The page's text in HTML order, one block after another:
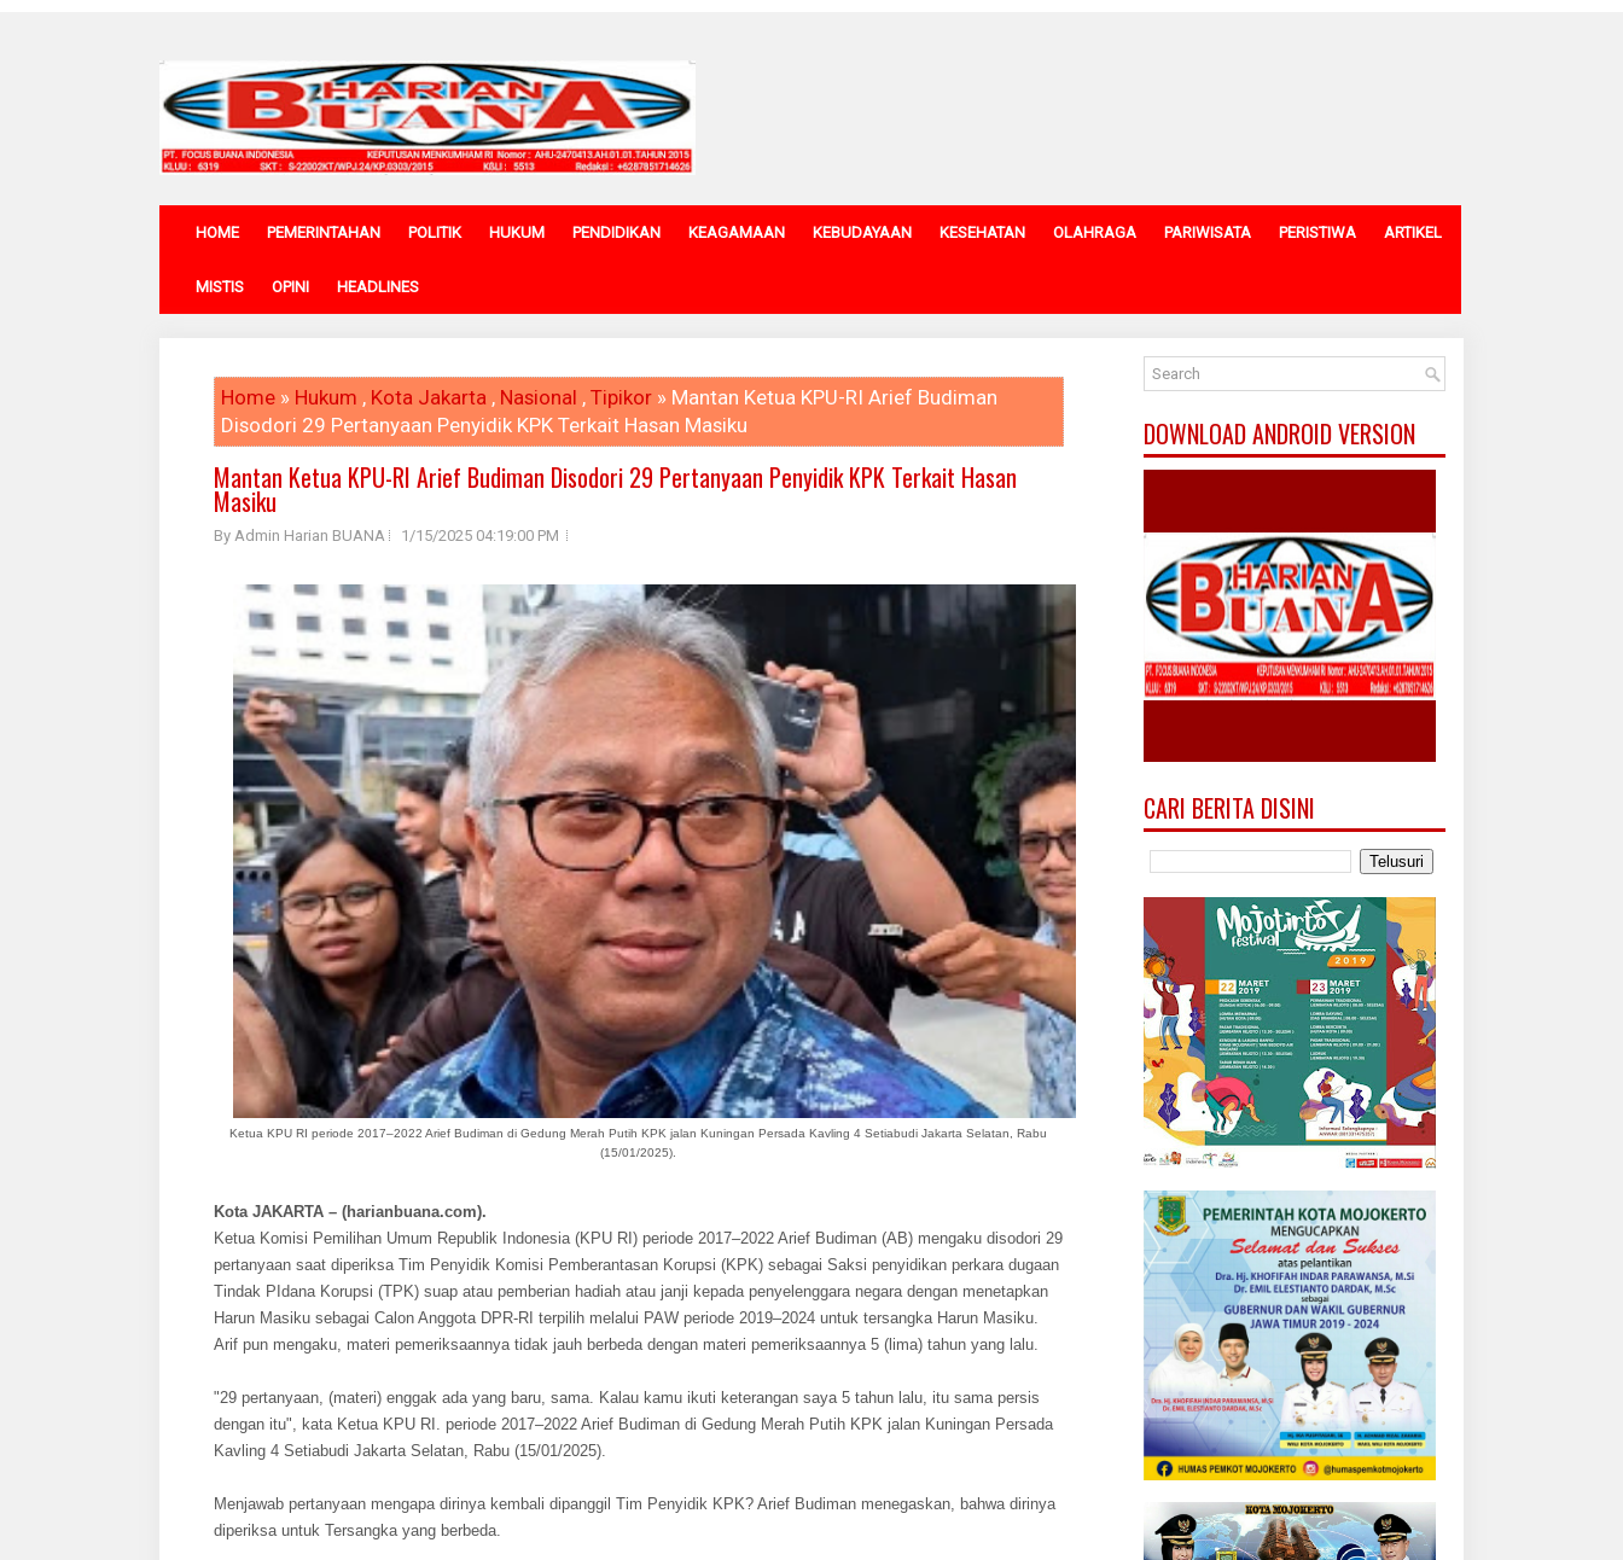
HOME PEMERINTAHAN POLITIK HUKUM PENDIDIKAN KEAGAMAAN KEBUDAYAAN KESEHATAN OLAHRAGA PARIWISATA PERISTIWA ARTIKEL
MISTIS OPINI HEADLINES
Home » Hukum , Kota Jakarta , Nasional , Tipikor » Mantan Ketua KPU-RI Arief Budiman
Disodori 29 Pertanyaan Penyidik KPK Terkait Hasan Masiku
Mantan Ketua KPU-RI Arief Budiman Disodori 29 Pertanyaan Penyidik KPK Terkait Hasan
Masiku
By Admin Harian BUANA 1/15/2025 04:19:00 PM
Ketua KPU RI periode 2017–2022 Arief Budimandi Gedung Merah Putih KPK jalan Kuningan Persada Kavling 4 Setiabudi Jakarta Selatan, Rabu
(15/01/2025).
Kota JAKARTA – (harianbuana.com).
Ketua Komisi Pemilihan Umum Republik Indonesia (KPU RI) periode 2017–2022 Arief Budiman (AB) mengaku disodori 29
pertanyaan saat diperiksa Tim Penyidik Komisi Pemberantasan Korupsi (KPK) sebagai Saksi penyidikan perkara dugaan
Tindak PIdana Korupsi (TPK) suap atau pemberian hadiah atau janji kepada penyelenggara negara dengan menetapkan
Harun Masiku sebagai Calon Anggota DPR-RI terpilih melalui PAW periode 2019–2024 untuk tersangka Harun Masiku.
Arif pun mengaku, materi pemeriksaannya tidak jauh berbeda dengan materi pemeriksaannya 5 (lima) tahun yang lalu.
"29 pertanyaan, (materi) enggak ada yang baru, sama. Kalau kamu ikuti keterangan saya 5 tahun lalu, itu sama persis
dengan itu", kata Ketua KPU RI. periode 2017–2022 Arief Budiman di Gedung Merah Putih KPK jalan Kuningan Persada
Kavling 4 Setiabudi Jakarta Selatan, Rabu (15/01/2025).
Menjawab pertanyaan mengapa dirinya kembali dipanggil Tim Penyidik KPK? Arief Budiman menegaskan, bahwa dirinya
diperiksa untuk Tersangka yang berbeda.
DOWNLOAD ANDROID VERSION
CARI BERITA DISINI